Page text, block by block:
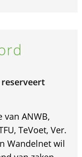
ANWB,
TeVoet, Ver.
Wandelnet wil